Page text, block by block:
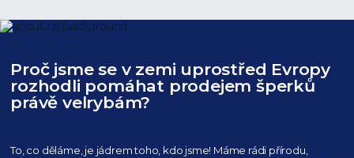
Proč jsme se v zemi uprostřed Evropy
rozhodli pomáhat prodejem šperků
právě velrybám?
To, co děláme, je jádrem toho, kdo jsme! Máme rádi přírodu,